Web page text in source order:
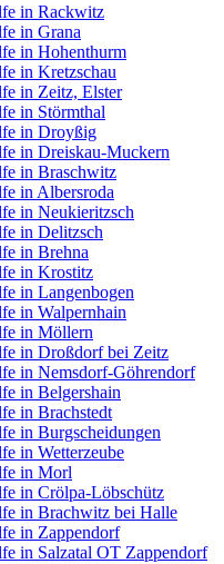
in Rackwitz
in Grana
in Hohenthurm
in Kretzschau
in Zeitz, Elster
in Störmthal
in Droyßig
in Dreiskau-Muckern
in Braschwitz
in Albersroda
in Neukieritzsch
in Delitzsch
in Brehna
in Krostitz
in Langenbogen
in Walpernhain
in Möllern
in Droßdorf bei Zeitz
in Nemsdorf-Göhrendorf
in Belgershain
in Brachstedt
in Burgscheidungen
in Wetterzeube
in Morl
in Crölpa-Löbschütz
in Brachwitz bei Halle
in Zappendorf
in Salzatal OT Zappendorf